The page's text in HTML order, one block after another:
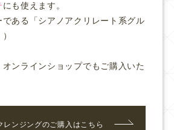
にも使えます。
である「シアノアクリレート系グル
ンラインショップでもご購入いた
レンジングのご購入はこちら